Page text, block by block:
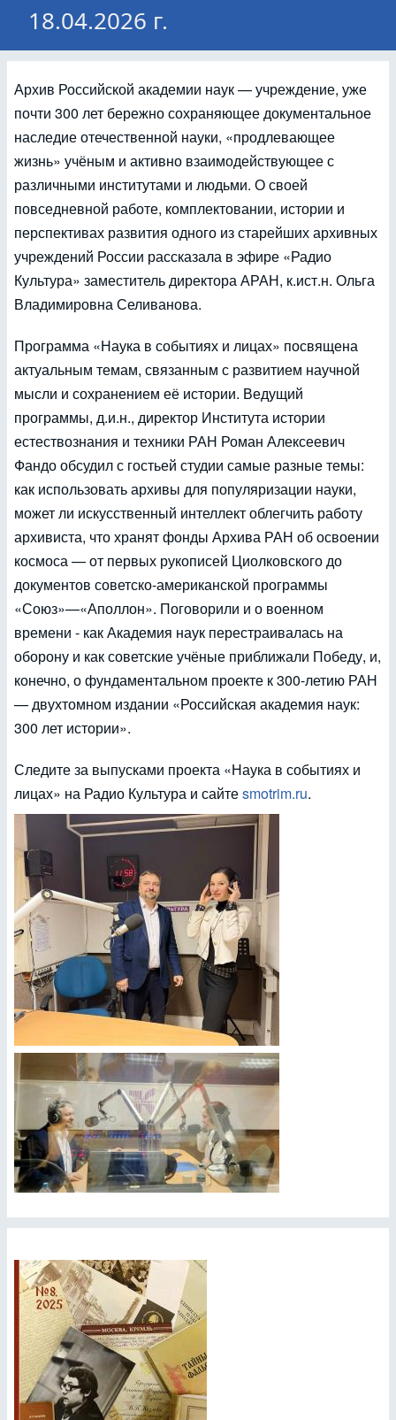
18.04.2026 г.
Архив Российской академии наук — учреждение, уже
почти 300 лет бережно сохраняющее документальное
наследие отечественной науки, «продлевающее
жизнь» учёным и активно взаимодействующее с
различными институтами и людьми. О своей
повседневной работе, комплектовании, истории и
перспективах развития одного из старейших архивных
учреждений России рассказала в эфире «Радио
Культура» заместитель директора АРАН, к.ист.н. Ольга
Владимировна Селиванова.
Программа «Наука в событиях и лицах» посвящена
актуальным темам, связанным с развитием научной
мысли и сохранением её истории. Ведущий
программы, д.и.н., директор Института истории
естествознания и техники РАН Роман Алексеевич
Фандо обсудил с гостьей студии самые разные темы:
как использовать архивы для популяризации науки,
может ли искусственный интеллект облегчить работу
архивиста, что хранят фонды Архива РАН об освоении
космоса — от первых рукописей Циолковского до
документов советско-американской программы
«Союз»—«Аполлон». Поговорили и о военном
времени - как Академия наук перестраивалась на
оборону и как советские учёные приближали Победу, и,
конечно, о фундаментальном проекте к 300-летию РАН
— двухтомном издании «Российская академия наук:
300 лет истории».
Следите за выпусками проекта «Наука в событиях и
лицах» на Радио Культура и сайтеsmotrim.ru.